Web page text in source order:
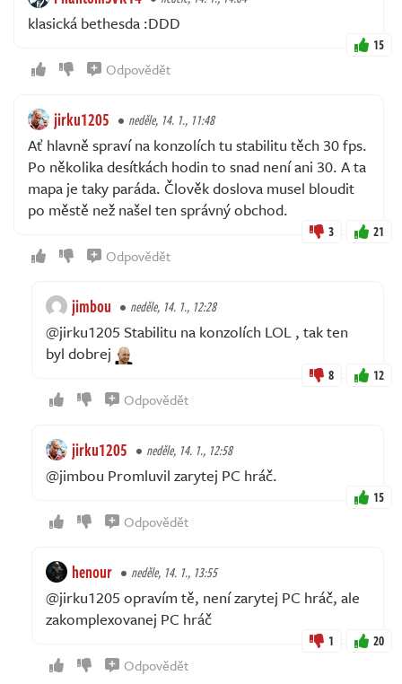
klasická bethesda :DDD
15
Odpovědět
jirku1205 neděle, 14. 1., 11:48
Ať hlavně spraví na konzolích tu stabilitu těch 30 fps.
Po několika desítkách hodin to snad není ani 30. A ta
mapa je taky paráda. Člověk doslova musel bloudit
po městě než našel ten správný obchod.
3 21
Odpovědět
jimbou neděle, 14. 1., 12:28
@jirku1205 Stabilitu na konzolích LOL , tak ten
byl dobrej
8 12
Odpovědět
jirku1205 neděle, 14. 1., 12:58
@jimbou Promluvil zarytej PC hráč.
15
Odpovědět
henour neděle, 14. 1., 13:55
@jirku1205 opravím tě, není zarytej PC hráč, ale
zakomplexovanej PC hráč
1 20
Odpovědět